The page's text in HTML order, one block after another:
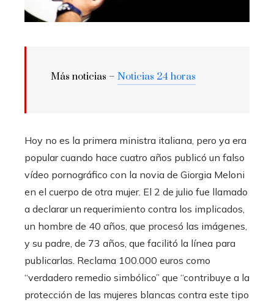
Más noticias – Noticias 24 horas
Hoy no es la primera ministra italiana, pero ya era
popular cuando hace cuatro años publicó un falso
vídeo pornográfico con la novia de Giorgia Meloni
en el cuerpo de otra mujer. El 2 de julio fue llamado
a declarar un requerimiento contra los implicados,
un hombre de 40 años, que procesó las imágenes,
y su padre, de 73 años, que facilitó la línea para
publicarlas. Reclama 100.000 euros como
“verdadero remedio simbólico” que “contribuye a la
protección de las mujeres blancas contra este tipo